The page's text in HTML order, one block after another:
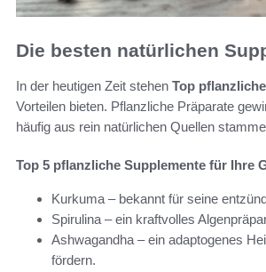
Die besten natürlichen
In der heutigen Zeit stehen Top
Vorteilen bieten. Pflanzliche Präparate
häufig aus rein natürlichen Quellen
Top 5 pflanzliche Supplemente für Ihre
Kurkuma – bekannt für seine
Spirulina – ein kraftvolles
Ashwagandha – ein adaptogenes
fördern.